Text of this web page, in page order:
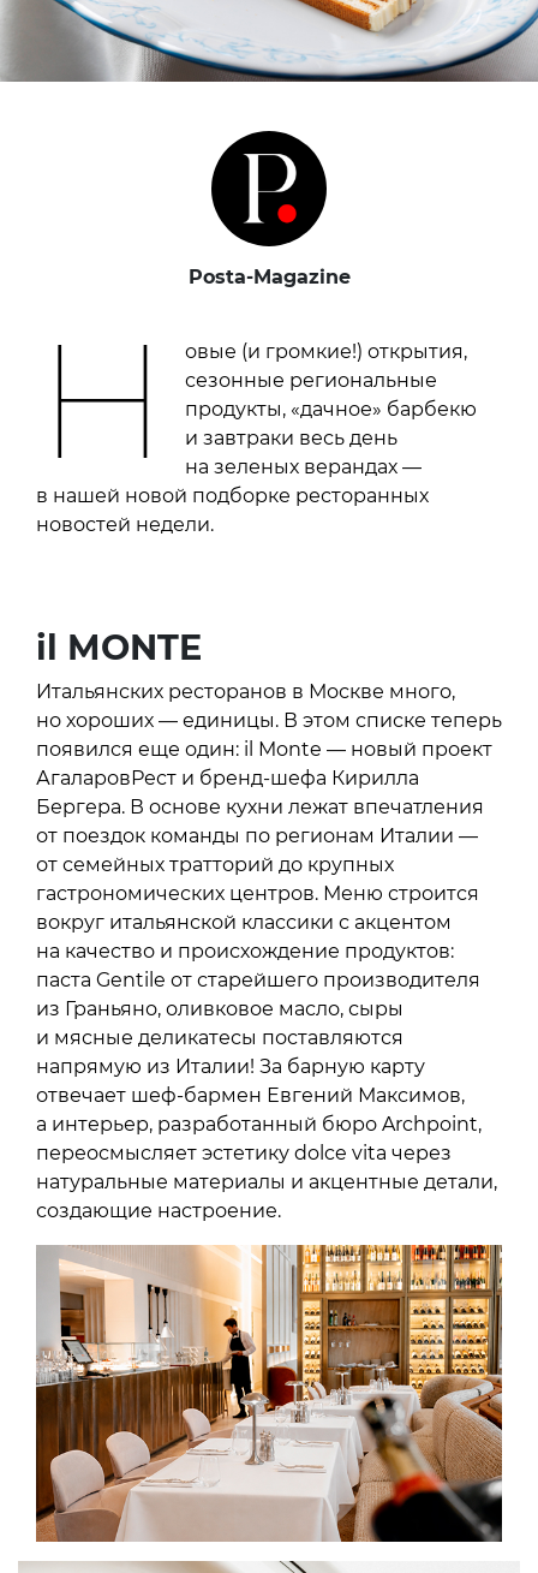
Posta-Magazine
Н
овые (и громкие!) открытия,
сезонные региональные
продукты, «дачное» барбекю
и завтраки весь день
на зеленых верандах —
в нашей новой подборке ресторанных
новостей недели.
il MONTE
Итальянских ресторанов в Москве много,
но хороших — единицы. В этом списке теперь
появился еще один: il Monte — новый проект
АгаларовРест и бренд-шефа Кирилла
Бергера. В основе кухни лежат впечатления
от поездок команды по регионам Италии —
от семейных тратторий до крупных
гастрономических центров. Меню строится
вокруг итальянской классики с акцентом
на качество и происхождение продуктов:
паста Gentile от старейшего производителя
из Граньяно, оливковое масло, сыры
и мясные деликатесы поставляются
напрямую из Италии! За барную карту
отвечает шеф-бармен Евгений Максимов,
а интерьер, разработанный бюро Archpoint,
переосмысляет эстетику dolce vita через
натуральные материалы и акцентные детали,
создающие настроение.